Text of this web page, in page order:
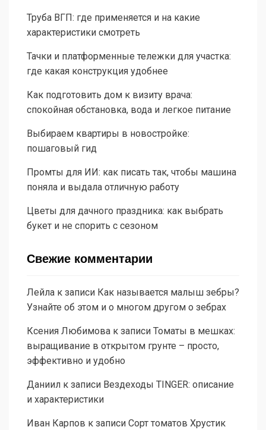
Труба ВГП: где применяется и на какие
характеристики смотреть
Тачки и платформенные тележки для участка:
где какая конструкция удобнее
Как подготовить дом к визиту врача:
спокойная обстановка, вода и легкое питание
Выбираем квартиры в новостройке:
пошаговый гид
Промты для ИИ: как писать так, чтобы машина
поняла и выдала отличную работу
Цветы для дачного праздника: как выбрать
букет и не спорить с сезоном
Свежие комментарии
Лейла к записи Как называется малыш зебры?
Узнайте об этом и о многом другом о зебрах
Ксения Любимова к записи Томаты в мешках:
выращивание в открытом грунте – просто,
эффективно и удобно
Даниил к записи Вездеходы TINGER: описание
и характеристики
Иван Карпов к записи Сорт томатов Хрустик